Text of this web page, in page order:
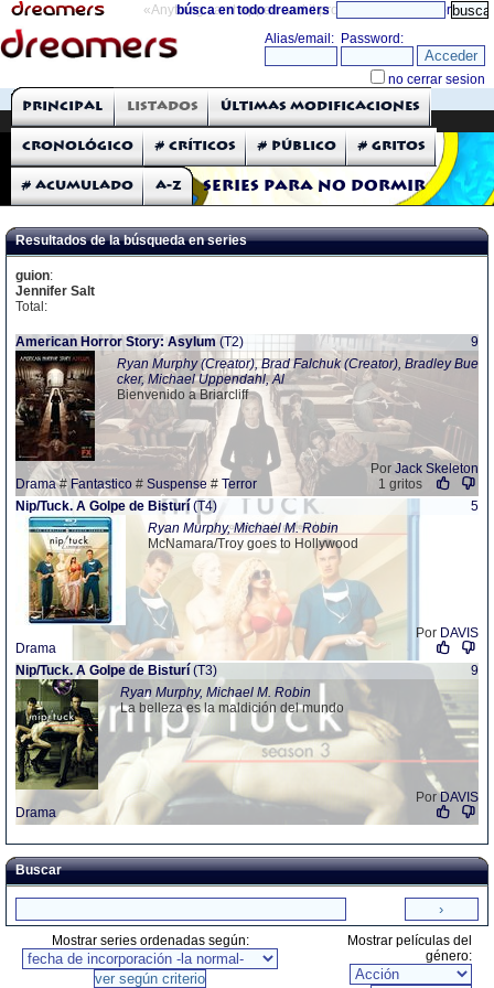
«Anything can happen and it probably will» directorio
búsca en todo dreamers
THE DREAMERS
Críticas: Series de TV
Series para no dormir
Principal Listados Últimas modificaciones
Cronológico # Críticos # Público # Gritos
# Acumulado A-Z
Resultados de la búsqueda en series
guion:
Jennifer Salt
Total:
American Horror Story: Asylum (T2)
9
Ryan Murphy (Creator), Brad Falchuk (Creator), Bradley Bue
cker, Michael Uppendahl, Al
Bienvenido a Briarcliff
Por Jack Skeleton
Drama# Fantastico # Suspense # Terror
1 gritos
Nip/Tuck. A Golpe de Bisturí (T4)
5
Ryan Murphy, Michael M. Robin
McNamara/Troy goes to Hollywood
Por DAVIS
Drama
Nip/Tuck. A Golpe de Bisturí (T3)
9
Ryan Murphy, Michael M. Robin
La belleza es la maldición del mundo
PorDAVIS
Drama
Buscar
Mostrar series ordenadas según:
Mostrar películas del
género: